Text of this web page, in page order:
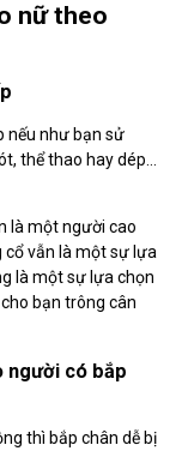
nữ theo
nếu như bạn sử
thể thao hay dép…
là một người cao
cổ vẫn là một sự lựa
là một sự lựa chọn
bạn trông cân
người có bắp
thì bắp chân dễ bị